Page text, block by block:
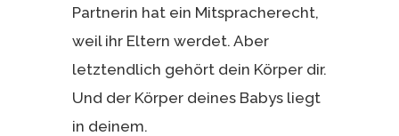
Partnerin hat ein Mitspracherecht,
weil ihr Eltern werdet. Aber
letztendlich gehört dein Körper dir.
Und der Körper deines Babys liegt
in deinem.